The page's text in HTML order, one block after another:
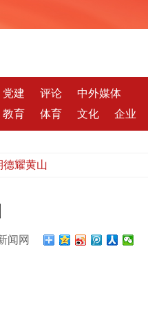
党建 评论
中外媒体
教育 体育 文化 企业
德耀黄山
闻网